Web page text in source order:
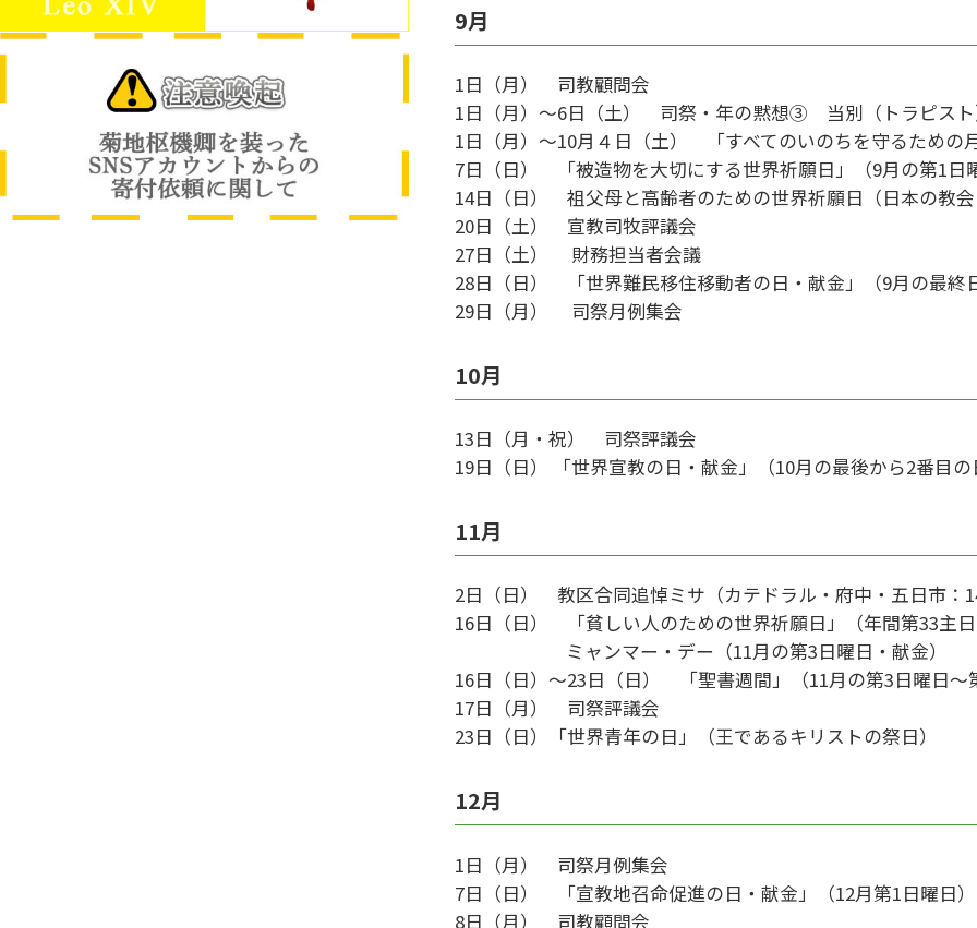
9月
1日（月） 司教顧問会
1日（月）～6日（土） 司祭・年の黙想③ 当別（トラピス
1日（月）～10月４日（土） 「すべてのいのちを守るための
7日（日） 「被造物を大切にする世界祈願日」（9月の第1日
14日（日） 祖父母と高齢者のための世界祈願日（日本の教
20日（土） 宣教司牧評議会
27日（土） 財務担当者会議
28日（日） 「世界難民移住移動者の日・献金」（9月の最終
29日（月） 司祭月例集会
10月
13日（月・祝） 司祭評議会
19日（日） 「世界宣教の日・献金」（10月の最後から2番目
11月
2日（日） 教区合同追悼ミサ（カテドラル・府中・五日市：
16日（日） 「貧しい人のための世界祈願日」（年間第33主
ミャンマー・デー（11月の第3日曜日・献金）
16日（日）〜23日（日） 「聖書週間」（11月の第3日曜日～
17日（月） 司祭評議会
23日（日）「世界青年の日」（王であるキリストの祭日）
12月
1日（月） 司祭月例集会
7日（日） 「宣教地召命促進の日・献金」（12月第1日曜日）
8日（月） 司教顧問会